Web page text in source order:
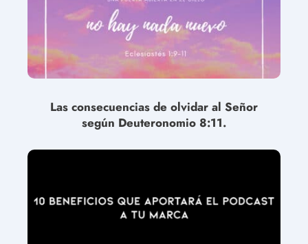
Las consecuencias de olvidar al Señor
según Deuteronomio 8:11.